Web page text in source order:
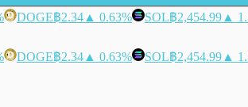
DOGE฿2.34 ▲ 0.63% SOL฿2,454.99 ▲
DOGE฿2.34 ▲ 0.63% SOL฿2,454.99 ▲